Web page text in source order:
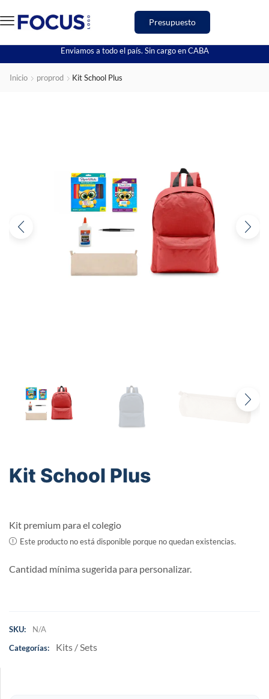
Presupuesto
Enviamos a todo el país. Sin cargo en CABA
Inicio proprod Kit School Plus
Kit School Plus
Kit premium para el colegio
Este producto no está disponible porque no quedan existencias.
Cantidad mínima sugerida para personalizar.
SKU:
N/A
Categorías:
Kits / Sets